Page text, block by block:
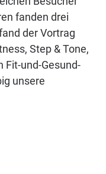
fanden drei
der Vortrag
Step & Tone,
Fit-und-Gesund-
unsere